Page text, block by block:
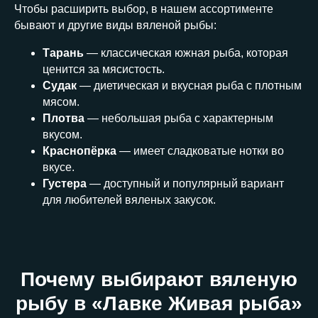
Чтобы расширить выбор, в нашем ассортименте
бывают и другие виды вяленой рыбы:
Тарань — классическая южная рыба, которая
ценится за мясистость.
Судак — диетическая и вкусная рыба с плотным
мясом.
Плотва — небольшая рыба с характерным
вкусом.
Краснопёрка — имеет сладковатые нотки во
вкусе.
Густера — доступный и популярный вариант
для любителей вяленых закусок.
Почему выбирают вяленую
рыбу в «Лавке Живая рыба»